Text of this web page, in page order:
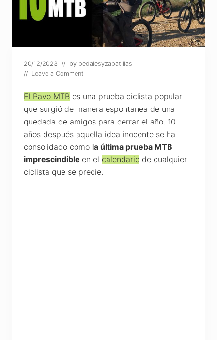
20/12/2023 // by pedalesyzapatillas
// Leave a Comment
El Pavo MTB es una prueba ciclista popular
que surgió de manera espontanea de una
quedada de amigos para cerrar el año. 10
años después aquella idea inocente se ha
consolidado como la última prueba MTB
imprescindible en el calendario de cualquier
ciclista que se precie.